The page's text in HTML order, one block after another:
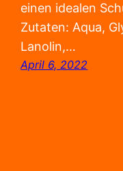
einen idealen
Zutaten: Aqua,
Lanolin,…
April 6, 2022